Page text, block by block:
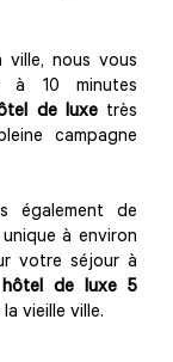
nous vous
à 10 minutes
de luxetrès
campagne
également de
à environ
votre séjour à
hôtel de luxe 5
vieille ville.